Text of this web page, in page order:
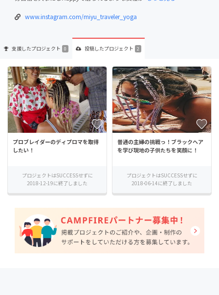
www.instagram.com/miyu_traveler_yoga
支援したプロジェクト 0 投稿したプロジェクト 2
プロブレイダーのディプロマを取得
したい！
プロジェクトはSUCCESSせずに
2018-12-19に終了しました
普通の主婦の挑戦っ！ブラックヘア
を学び現地の子供たちを笑顔に！
プロジェクトはSUCCESSせずに
2018-06-14に終了しました